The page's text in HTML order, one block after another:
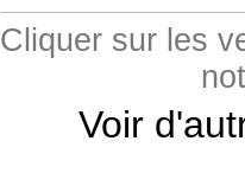
Cliquer sur les
Voir